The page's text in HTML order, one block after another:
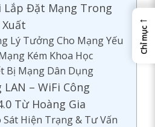
Lắp Đặt Mạng Trong
Lý Tưởng Cho Mạng Yếu
Kém Khoa Học
Bị Mạng Dân Dụng
– WiFi Công
Từ Hoàng Gia
Sát Hiện Trạng & Tư Vấn
←
Chỉ mục